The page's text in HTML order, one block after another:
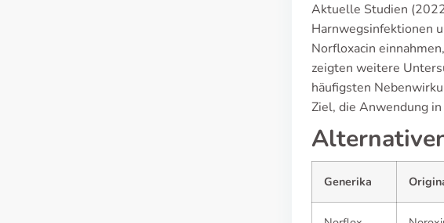
Aktuelle Studien
Harnwegsinfektionen
Norfloxacin
zeigten weitere
häufigsten
Ziel, die Anwendung
Generika